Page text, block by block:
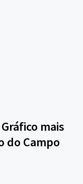
mais
do Campo